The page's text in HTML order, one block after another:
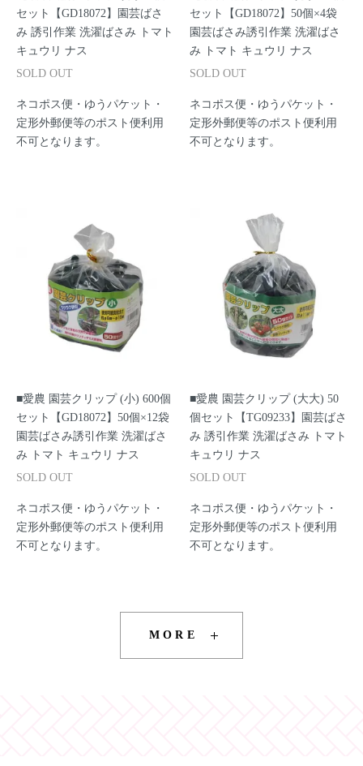
セット【GD18072】園芸ばさ
み 誘引作業 洗濯ばさみ トマト
キュウリ ナス
SOLD OUT
ネコポス便・ゆうパケット・
定形外郵便等のポスト便利用
不可となります。
セット【GD18072】50個×4袋
園芸ばさみ誘引作業 洗濯ばさ
み トマト キュウリ ナス
SOLD OUT
ネコポス便・ゆうパケット・
定形外郵便等のポスト便利用
不可となります。
■愛農 園芸クリップ (小) 600個
セット【GD18072】50個×12袋
園芸ばさみ誘引作業 洗濯ばさ
み トマト キュウリ ナス
SOLD OUT
ネコポス便・ゆうパケット・
定形外郵便等のポスト便利用
不可となります。
■愛農 園芸クリップ (大大) 50
個セット【TG09233】園芸ばさ
み 誘引作業 洗濯ばさみ トマト
キュウリ ナス
SOLD OUT
ネコポス便・ゆうパケット・
定形外郵便等のポスト便利用
不可となります。
MORE